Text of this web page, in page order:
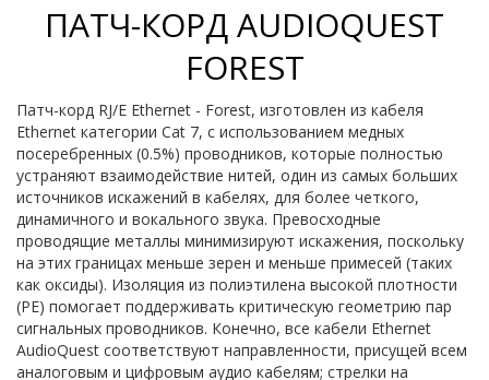
ПАТЧ-КОРД AUDIOQUEST
FOREST
Патч-корд RJ/E Ethernet - Forest, изготовлен из кабеля
Ethernet категории Cat 7, с использованием медных
посеребренных (0.5%) проводников, которые полностью
устраняют взаимодействие нитей, один из самых больших
источников искажений в кабелях, для более четкого,
динамичного и вокального звука. Превосходные
проводящие металлы минимизируют искажения, поскольку
на этих границах меньше зерен и меньше примесей (таких
как оксиды). Изоляция из полиэтилена высокой плотности
(PE) помогает поддерживать критическую геометрию пар
сигнальных проводников. Конечно, все кабели Ethernet
AudioQuest соответствуют направленности, присущей всем
аналоговым и цифровым аудио кабелям; стрелки на